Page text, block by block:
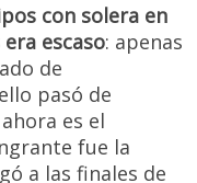
con solera en
escaso: apenas
de
pasó de
es el
fue la
a las finales de